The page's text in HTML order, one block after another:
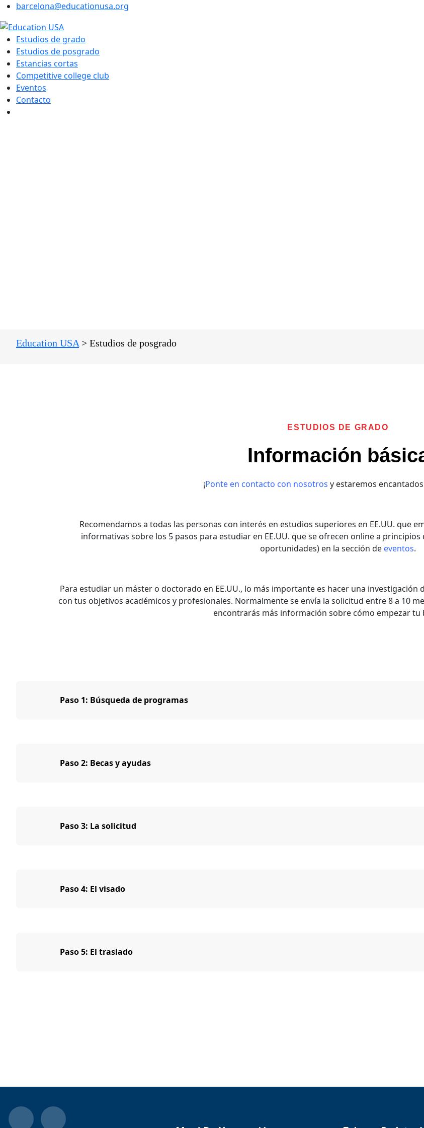
barcelona@educationusa.org
Estudios de grado
Estudios de posgrado
Estancias cortas
Competitive college club
Eventos
Contacto
Education USA > Estudios de posgrado
ESTUDIOS DE GRADO
Información
¡Ponte en contacto con nosotros y estaremos
Recomendamos a todas las personas con interés en estudios superiores en EE.UU. que
informativas sobre los 5 pasos para estudiar en EE.UU. que se ofrecen online a
oportunidades) en la sección de eventos.
Para estudiar un máster o doctorado en EE.UU., lo más importante es hacer una
con tus objetivos académicos y profesionales. Normalmente se envía la solicitud entre 8 a 10
encontrarás más información sobre cómo empezar tu
Paso 1: Búsqueda de programas
Paso 2: Becas y ayudas
Paso 3: La solicitud
Paso 4: El visado
Paso 5: El traslado